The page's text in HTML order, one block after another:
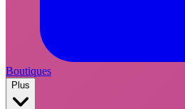
Boutiques
Plus